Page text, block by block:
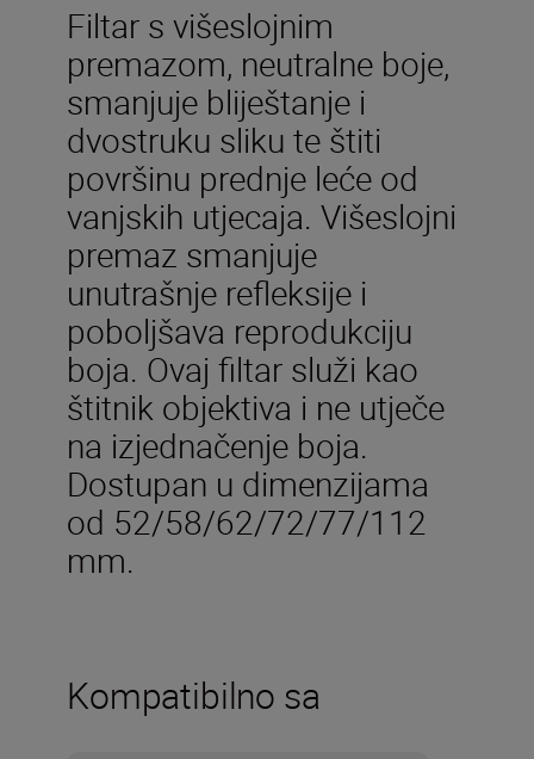
Filtar s višeslojnim
premazom, neutralne boje,
smanjuje bliještanje i
dvostruku sliku te štiti
površinu prednje leće od
vanjskih utjecaja. Višeslojni
premaz smanjuje
unutrašnje refleksije i
poboljšava reprodukciju
boja. Ovaj filtar služi kao
štitnik objektiva i ne utječe
na izjednačenje boja.
Dostupan u dimenzijama
od 52/58/62/72/77/112
mm.
Kompatibilno sa